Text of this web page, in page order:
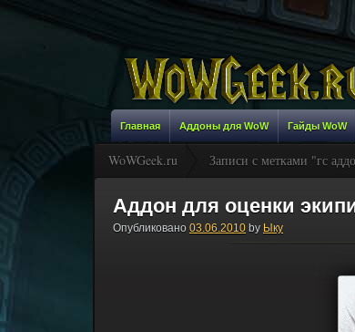
Главная Аддоны для WoW Гайды WoW
WoWGeek.ru Записи с метками "гс
Аддон для оценки
Опубликовано 03.06.2010 by Ыку